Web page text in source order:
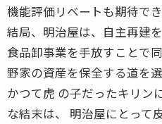
機能評価リベートも期待でき
結局、明治屋は、自主再建
食品卸事業を手放すことで
野家の資産を保全する道を選
かつて虎 の子だったキリン
な結末は、 明治屋にとって